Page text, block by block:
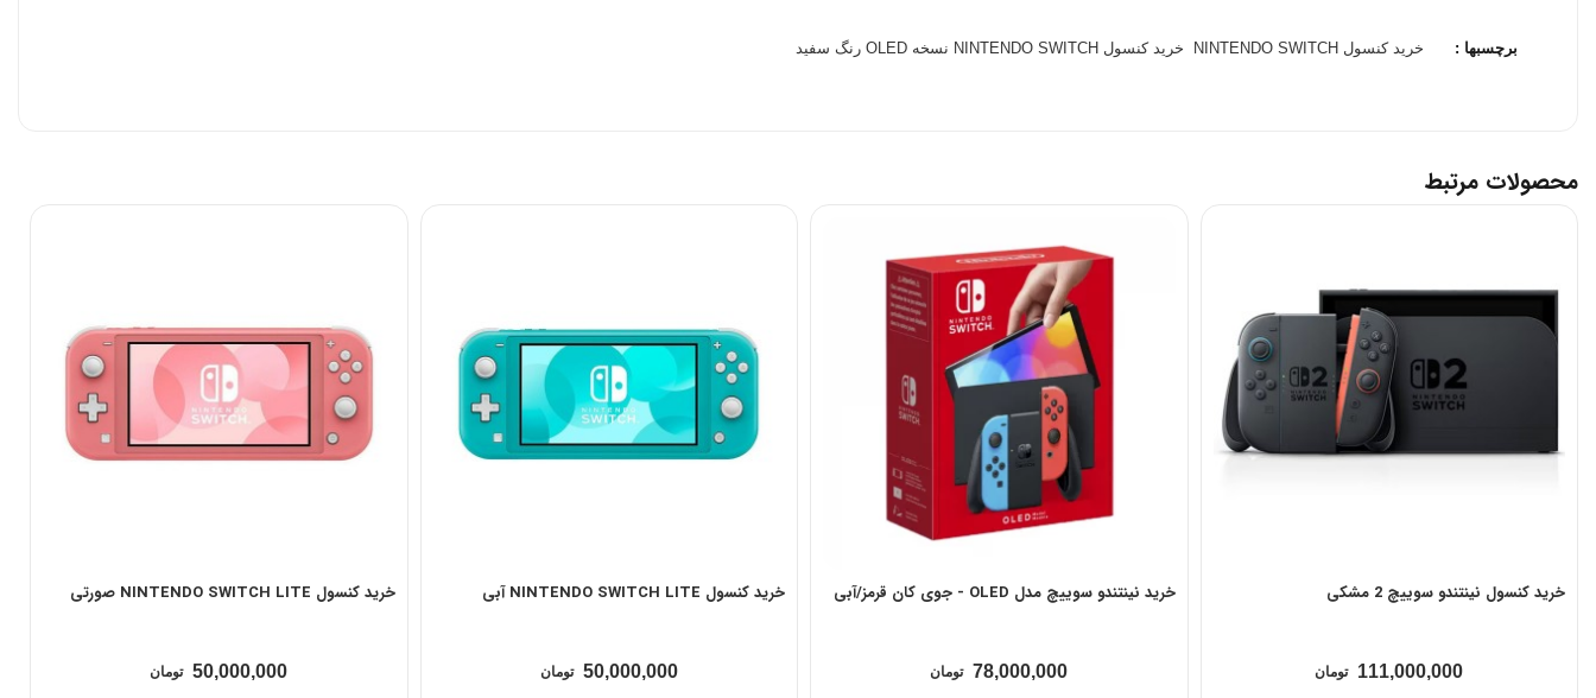
برای بعضی بازی‌ها و آنالوگ آن دارای یک حسگر NFC برای استفاده از Amiibo است که آیتم‌های خاصی را در برخی بازی‌ها باز می‌کند.
برچسبها : خرید کنسول NINTENDO SWITCH خرید کنسول NINTENDO SWITCH نسخه OLED رنگ سفید
محصولات مرتبط
خرید کنسول نینتندو سوییچ 2 مشکی
111,000,000 تومان
خرید نینتندو سوییچ مدل OLED - جوی کان قرمز/آبی
78,000,000 تومان
خرید کنسول NINTENDO SWITCH LITE آبی
50,000,000 تومان
خرید کنسول NINTENDO SWITCH LITE صورتی
50,000,000 تومان